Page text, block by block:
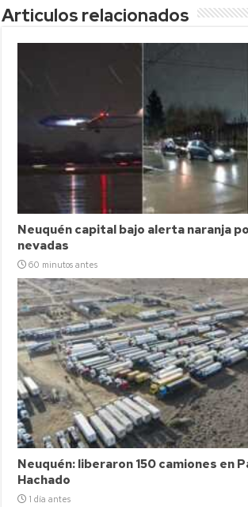
Articulos relacionados
Neuquén capital bajo alerta naranja
nevadas
60 minutos antes
Neuquén: liberaron 150 camiones en
Hachado
1 día antes